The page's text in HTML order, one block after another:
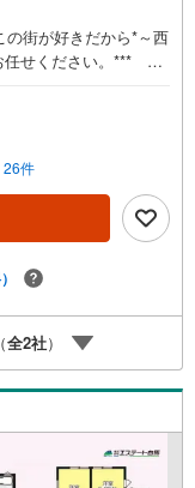
街が好きだから*～西
任せください。*** 住
と現場経験をもと
を行っています。
ないけれど購入でき
い」など、購入・売
フが丁寧に対応。資金
貫してサポートいた
レポートもご用意し
■電車でお越しのお客
5分■お車でお越しの
で弊社営業スタッフ
26件
全2社）